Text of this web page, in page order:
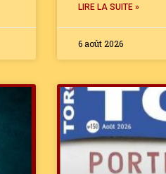
LIRE LA SUITE »
6 août 2026